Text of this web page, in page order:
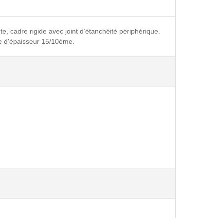
cadre rigide avec joint d’étanchéité périphérique.
15/10ème.